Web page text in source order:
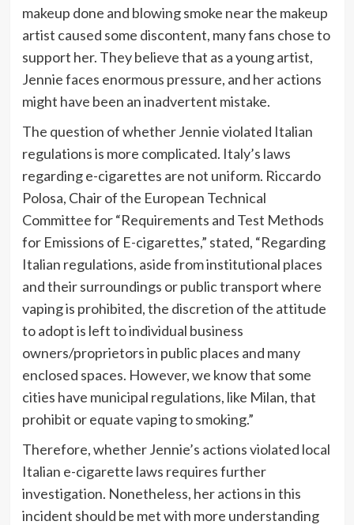
makeup done and blowing smoke near the makeup
artist caused some discontent, many fans chose to
support her. They believe that as a young artist,
Jennie faces enormous pressure, and her actions
might have been an inadvertent mistake.
The question of whether Jennie violated Italian
regulations is more complicated. Italy’s laws
regarding e-cigarettes are not uniform. Riccardo
Polosa, Chair of the European Technical
Committee for “Requirements and Test Methods
for Emissions of E-cigarettes,” stated, “Regarding
Italian regulations, aside from institutional places
and their surroundings or public transport where
vaping is prohibited, the discretion of the attitude
to adopt is left to individual business
owners/proprietors in public places and many
enclosed spaces. However, we know that some
cities have municipal regulations, like Milan, that
prohibit or equate vaping to smoking.”
Therefore, whether Jennie’s actions violated local
Italian e-cigarette laws requires further
investigation. Nonetheless, her actions in this
incident should be met with more understanding